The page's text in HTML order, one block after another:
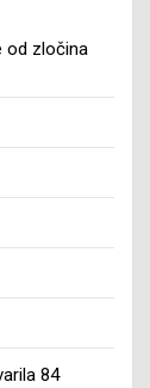
od zločina
84